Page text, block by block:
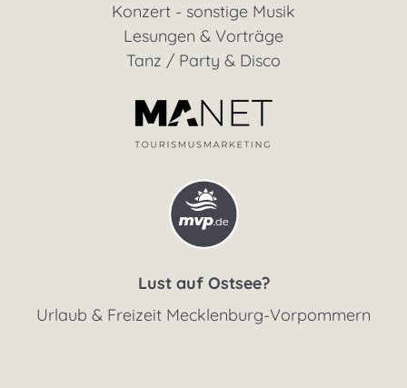
Konzert - sonstige Musik
Lesungen & Vorträge
Tanz / Party & Disco
Lust auf Ostsee?
Urlaub & Freizeit Mecklenburg-Vorpommern